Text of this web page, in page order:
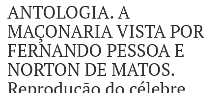
ANTOLOGIA. A
MAÇONARIA VISTA POR
FERNANDO PESSOA E
NORTON DE MATOS.
Reprodução do célebre